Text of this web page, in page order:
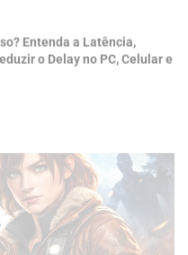
o Delay no PC, Celular e